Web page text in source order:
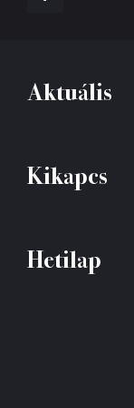
Aktuális
Kikapcs
Hetilap